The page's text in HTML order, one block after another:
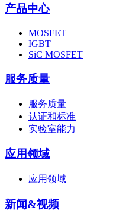
产品中心
MOSFET
IGBT
SiC MOSFET
服务质量
服务质量
认证和标准
实验室能力
应用领域
应用领域
新闻&视频